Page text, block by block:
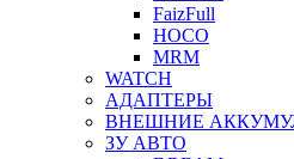
FaizFull
HOCO
MRM
WATCH
АДАПТЕРЫ
ВНЕШНИЕ
ЗУ АВТО